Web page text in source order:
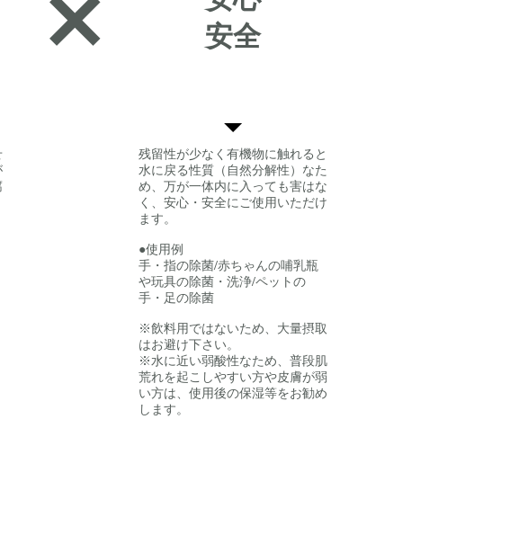
​安全
残留性が少なく有機物に触れると
水に戻る性質（自然分解性）なた
め、万が一体内に入っても害はな
く、安心・安全にご使用いただけ
ます。
●使用例
​手・指の除菌/赤ちゃんの哺乳瓶
や玩具の除菌・洗浄/ペットの
手・足の除菌
※飲料用ではないため、大量摂取
はお避け下さい。
※水に近い弱酸性なため、普段肌
荒れを起こしやすい方や皮膚が弱
い方は、使用後の保湿等をお勧め
します。